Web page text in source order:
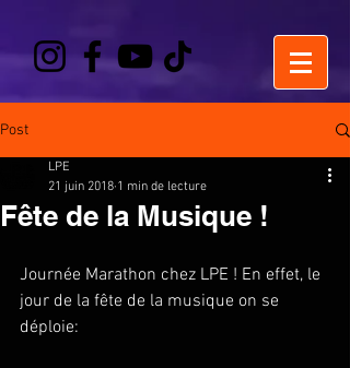
Post
Fête de la Musique !
LPE
21 juin 2018 1 min de lecture
Journée Marathon chez LPE ! En effet, le
jour de la fête de la musique on se
déploie: